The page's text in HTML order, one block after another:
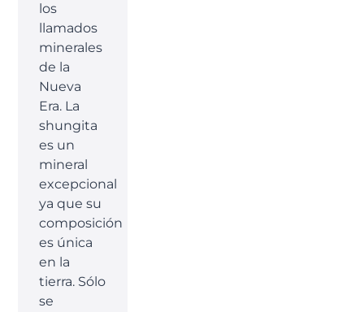
los
llamados
minerales
de la
Nueva
Era. La
shungita
es un
mineral
excepcional
ya que su
composición
es única
en la
tierra. Sólo
se